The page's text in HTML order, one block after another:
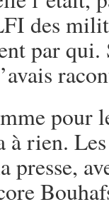
des
par
pour
rien.
presse,